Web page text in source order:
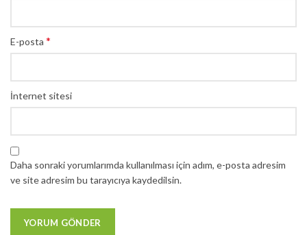
E-posta *
İnternet sitesi
Daha sonraki yorumlarımda kullanılması için adım, e-posta adresim
ve site adresim bu tarayıcıya kaydedilsin.